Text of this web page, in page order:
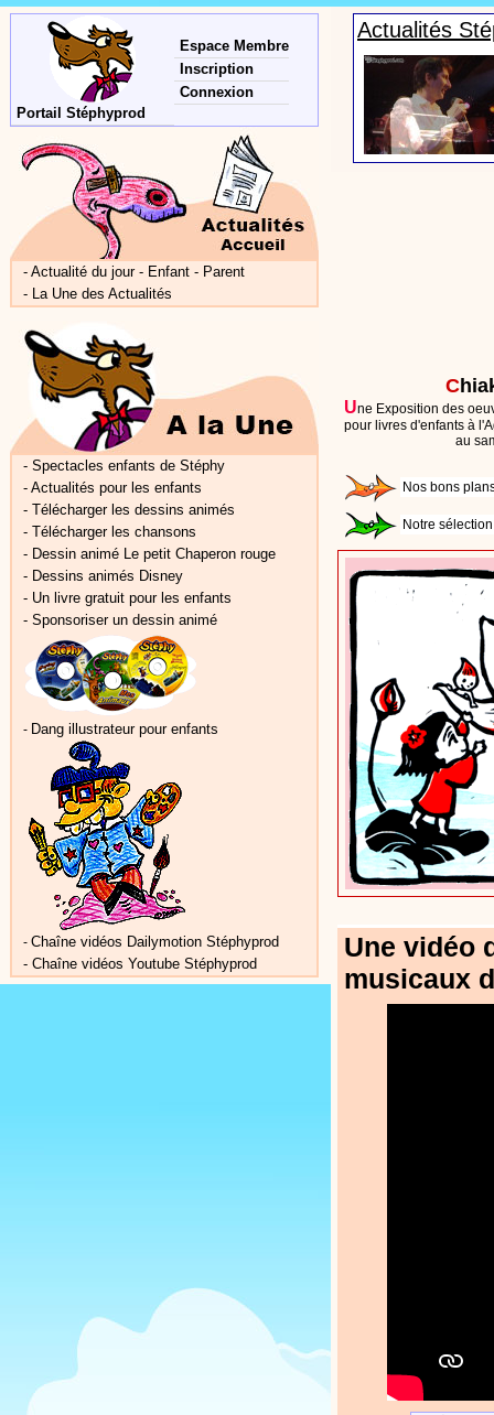
Portail Stéphyprod
Espace Membre
Inscription
Connexion
- Actualité du jour - Enfant - Parent
- La Une des Actualités
- Spectacles enfants de Stéphy
- Actualités pour les enfants
- Télécharger les dessins animés
- Télécharger les chansons
- Dessin animé Le petit Chaperon rouge
- Dessins animés Disney
- Un livre gratuit pour les enfants
- Sponsoriser un dessin animé
- Dang illustrateur pour enfants
- Chaîne vidéos Dailymotion Stéphyprod
- Chaîne vidéos Youtube Stéphyprod
Actualités
C
Une Exposition des
pour livres d'enfants à
au
Nos bons
Notre
Une vidéo
musicaux